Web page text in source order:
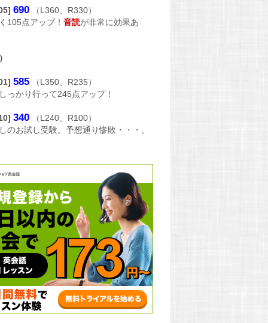
690 （L360、R330）
105点アップ！音読が非常に効果あ
585 （L350、R235）
っかり行って245点アップ！
340 （L240、R100）
のお試し受験。予想通り惨敗・・・。